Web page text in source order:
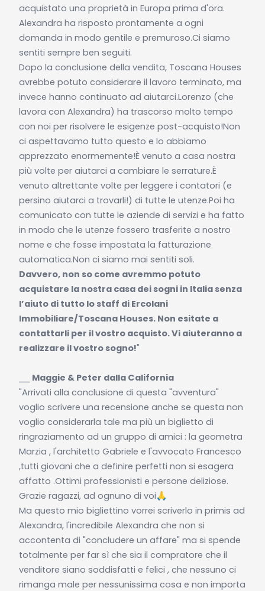
acquistato una proprietà in Europa prima d'ora.
Alexandra ha risposto prontamente a ogni
domanda in modo gentile e premuroso.Ci siamo
sentiti sempre ben seguiti.
Dopo la conclusione della vendita, Toscana Houses
avrebbe potuto considerare il lavoro terminato, ma
invece hanno continuato ad aiutarci.Lorenzo (che
lavora con Alexandra) ha trascorso molto tempo
con noi per risolvere le esigenze post-acquisto!Non
ci aspettavamo tutto questo e lo abbiamo
apprezzato enormemente!È venuto a casa nostra
più volte per aiutarci a cambiare le serrature.È
venuto altrettante volte per leggere i contatori (e
persino aiutarci a trovarli!) di tutte le utenze.Poi ha
comunicato con tutte le aziende di servizi e ha fatto
in modo che le utenze fossero trasferite a nostro
nome e che fosse impostata la fatturazione
automatica.Non ci siamo mai sentiti soli.
Davvero, non so come avremmo potuto
acquistare la nostra casa dei sogni in Italia senza
l’aiuto di tutto lo staff di Ercolani
Immobiliare/Toscana Houses. Non esitate a
contattarli per il vostro acquisto. Vi aiuteranno a
realizzare il vostro sogno!"
Maggie & Peter dalla California
"Arrivati alla conclusione di questa "avventura"
voglio scrivere una recensione anche se questa non
voglio considerarla tale ma più un biglietto di
ringraziamento ad un gruppo di amici : la geometra
Marzia , l'architetto Gabriele e l'avvocato Francesco
,tutti giovani che a definire perfetti non si esagera
affatto .Ottimi professionisti e persone deliziose.
Grazie ragazzi, ad ognuno di voi🙏
Ma questo mio bigliettino vorrei scriverlo in primis ad
Alexandra, l'incredibile Alexandra che non si
accontenta di "concludere un affare" ma si spende
totalmente per far sì che sia il compratore che il
venditore siano soddisfatti e felici , che nessuno ci
rimanga male per nessunissima cosa e non importa